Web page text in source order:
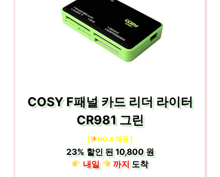
COSY F패널 카드 리더 라이터
CR981 그린
[ NO.4 제품 ]
23%할인 된10,800 원
내일
까지도착